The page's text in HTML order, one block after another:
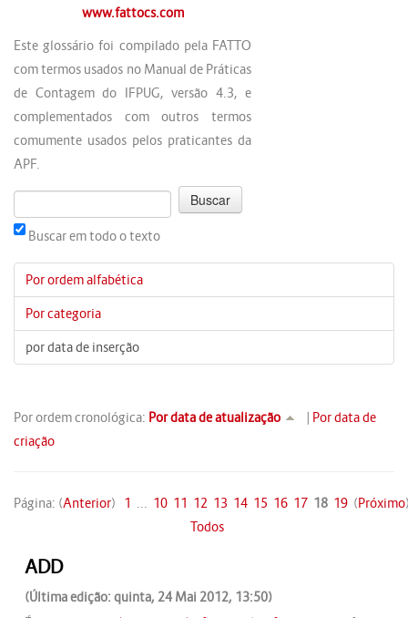
www.fattocs.com
Este glossário foi compilado pela FATTO
com termos usados no Manual de Práticas
de Contagem do IFPUG, versão 4.3, e
complementados com outros termos
comumente usados pelos praticantes da
APF.
Buscar em todo o texto
Por ordem alfabética
Por categoria
por data de inserção
Por ordem cronológica: Por data de atualização | Por data de
criação
Página: (Anterior) 1 ... 10 11 12 13 14 15 16 17 18 19 (Próximo
Todos
ADD
(Última edição: quinta, 24 Mai 2012, 13:50)